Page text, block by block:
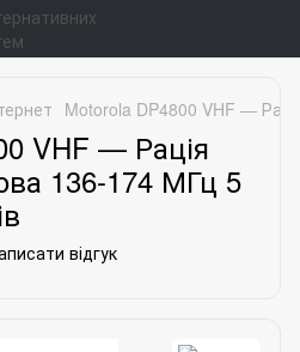
Motorola DP4800 VHF —
VHF — Рація
136-174 МГц 5
відгук